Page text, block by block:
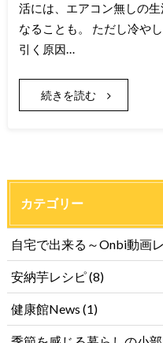
活には、エアコン無しの
なることも。 ただし冷や
引く原因…
続きを読む
カテゴリー
自宅で出来る～Onbi動画
安納芋レシピ(8)
健康館News (1)